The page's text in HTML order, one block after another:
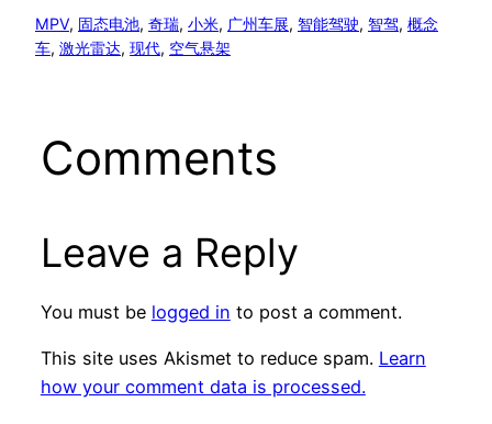
MPV, 固态电池, 奇瑞, 小米, 广州车展, 智能驾驶, 智驾, 概念
车, 激光雷达, 现代, 空气悬架
Comments
Leave a Reply
You must be logged in to post a comment.
This site uses Akismet to reduce spam. Learn
how your comment data is processed.